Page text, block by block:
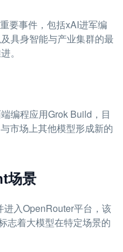
要事件，包括xAI进军编
具身智能与产业集群的最
。
编程应用Grok Build，目
市场上其他模型形成新的
场景
入OpenRouter平台，该
志着大模型在特定场景的